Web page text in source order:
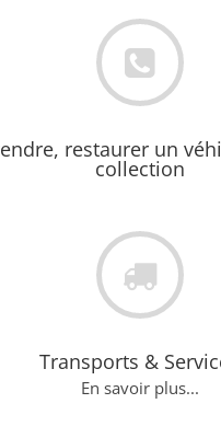
restaurer un
collection
Transports &
En savoir plus...